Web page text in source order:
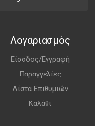
Λογαριασμός
Είσοδος/Εγγραφή
Παραγγελίες
Λίστα Επιθυμιών
Καλάθι